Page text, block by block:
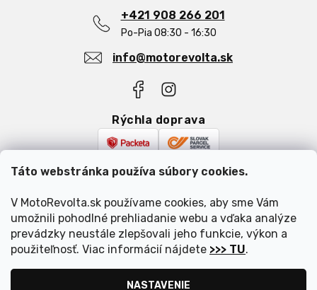
Táto webstránka používa súbory cookies.
V MotoRevolta.sk používame cookies, aby sme Vám
umožnili pohodlné prehliadanie webu a vďaka analýze
prevádzky neustále zlepšovali jeho funkcie, výkon a
použiteľnosť. Viac informácií nájdete >>> TU.
NASTAVENIE
Reklamácia a vrátenie tovaru+421 908 266 201
Po-Pia 08:30 - 16:30
info@motorevolta.sk
Rýchla doprava
Bezpečná platba